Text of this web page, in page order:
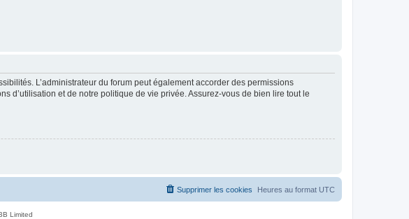
L’administrateur du forum peut également accorder des permissions
d’utilisation et de notre politique de vie privée. Assurez-vous de bien lire tout le
Heures au format UTC
Supprimer les cookies
Limited